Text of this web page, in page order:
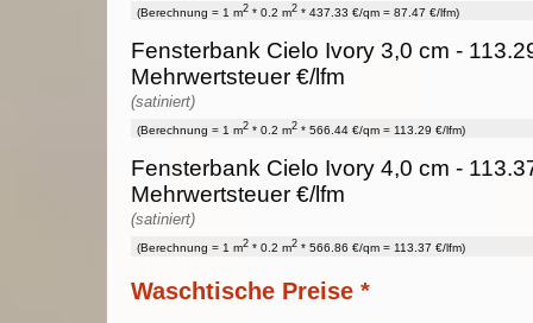
(Berechnung = 1 m2 * 0.2 m2 * 437.33 €/qm = 87.47 €/lfm)
Fensterbank Cielo Ivory 3,0 cm -
Mehrwertsteuer €/lfm
(satiniert)
(Berechnung = 1 m2 * 0.2 m2 * 566.44 €/qm = 113.29 €/lfm)
Fensterbank Cielo Ivory 4,0 cm -
Mehrwertsteuer €/lfm
(satiniert)
(Berechnung = 1 m2 * 0.2 m2 * 566.86 €/qm = 113.37 €/lfm)
Waschtische Preise *